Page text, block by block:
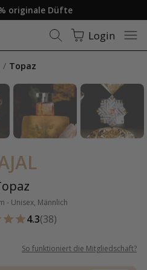
originale Düfte
Login
Topaz
- Unisex, Männlich
4.3(38)
So funktioniert die Mitgliedschaft?